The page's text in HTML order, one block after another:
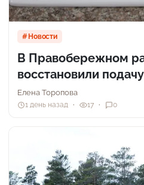
Новости
В Правобережном
восстановили
Елена Торопова
1 день назад 17 0